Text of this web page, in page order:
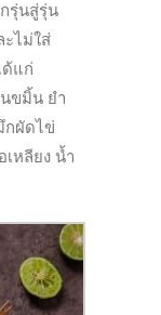
รุ่นสู่รุ่น
ไม่ใส่
ด้แก่
ขมิ้น ยำ
กผัดไข่
หลียง น้ำ